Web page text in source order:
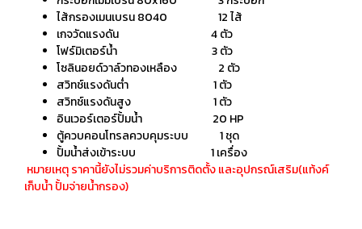
ไส้กรองเมนเบรน 8040 12 ไส้
เกจวัดแรงดัน 4 ตัว
โฟร์มิเตอร์น้ำ 3 ตัว
โซลินอยด์วาล์วทองเหลือง 2 ตัว
สวิทช์แรงดันต่ำ 1 ตัว
สวิทช์แรงดันสูง 1 ตัว
อินเวอร์เตอร์ปั้มน้ำ 20 HP
ตู้ควบคอนโทรลควบคุมระบบ 1 ชุด
ปั้มน้ำส่งเข้าระบบ 1 เครื่อง
หมายเหตุ ราคานี้ยังไม่รวมค่าบริการติดตั้ง และอุปกรณ์เสริม(แท้งค์
เก็บน้ำ ปั้มจ่ายน้ำกรอง)